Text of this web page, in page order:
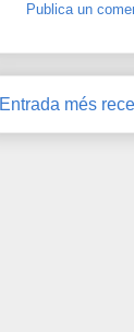
Publica un
Entrada més